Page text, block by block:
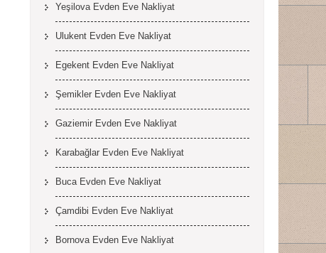
Yeşilova Evden Eve Nakliyat
Ulukent Evden Eve Nakliyat
Egekent Evden Eve Nakliyat
Şemikler Evden Eve Nakliyat
Gaziemir Evden Eve Nakliyat
Karabağlar Evden Eve Nakliyat
Buca Evden Eve Nakliyat
Çamdibi Evden Eve Nakliyat
Bornova Evden Eve Nakliyat